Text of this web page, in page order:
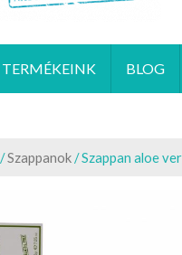
TERMÉKEINK BLOG
/Szappanok/ Szappan aloe